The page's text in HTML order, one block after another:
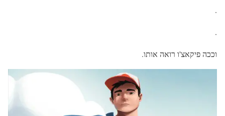
.
.
וככה פיקאצ'ו רואה אותו.